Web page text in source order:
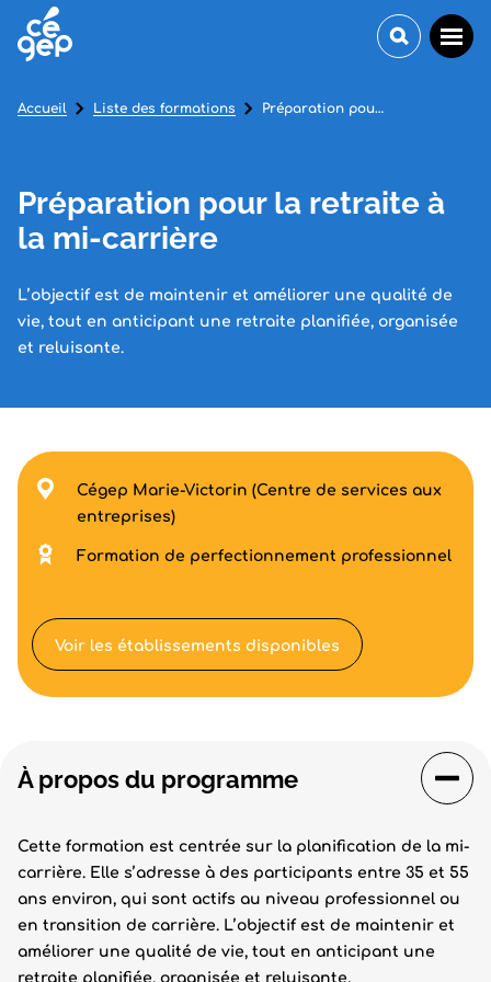
Préparation pour la retraite à
la mi-carrière
L’objectif est de maintenir et améliorer une qualité de
vie, tout en anticipant une retraite planifiée, organisée
et reluisante.
Accueil Liste des formations Préparation pour la retraite à la mi-carrière
À propos du programme
Cette formation est centrée sur la planification de la mi-
carrière. Elle s’adresse à des participants entre 35 et 55
ans environ, qui sont actifs au niveau professionnel ou
en transition de carrière. L’objectif est de maintenir et
améliorer une qualité de vie, tout en anticipant une
retraite planifiée, organisée et reluisante.
Cégep Marie-Victorin (Centre de services aux
entreprises)
Formation de perfectionnement professionnel
Voir les établissements disponibles